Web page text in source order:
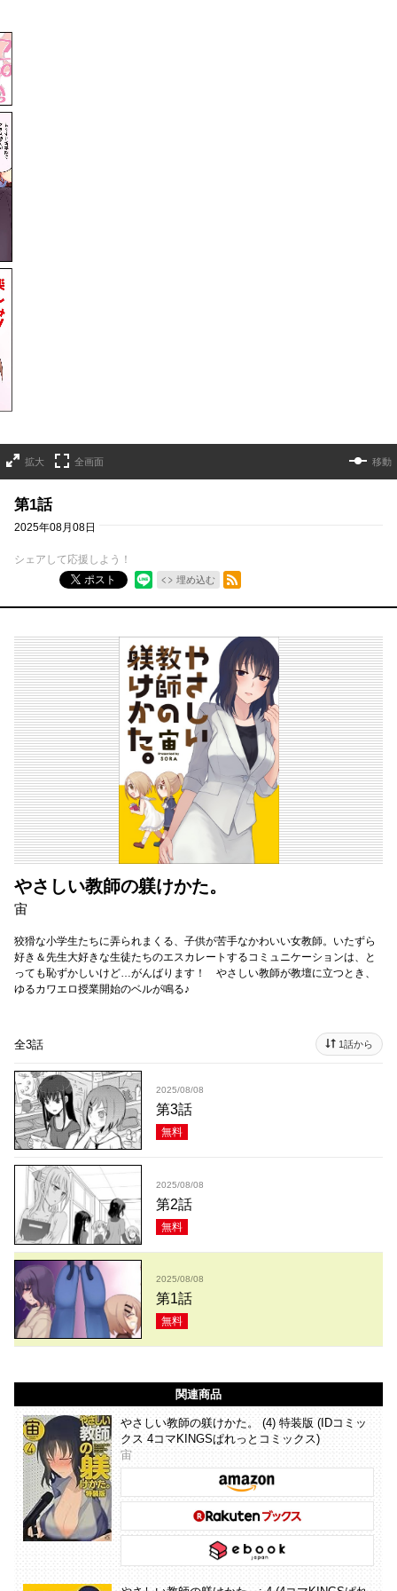
拡大 全画面 移動
第1話
2025年08月08日
シェアして応援しよう！
ポスト
埋め込む
RSSフィード
やさしい教師の躾けかた。
宙
狡猾な小学生たちに弄られまくる、子供が苦手なかわいい女教師。いたずら
好き＆先生大好きな生徒たちのエスカレートするコミュニケーションは、と
っても恥ずかしいけど…がんばります！ やさしい教師が教壇に立つとき、
ゆるカワエロ授業開始のベルが鳴る♪
全3話 1話から
2025/08/08
第3話
無料
2025/08/08
第2話
無料
2025/08/08
第1話
無料
関連商品
やさしい教師の躾けかた。 (4) 特装版 (IDコミッ
クス 4コマKINGSぱれっとコミックス)
宙